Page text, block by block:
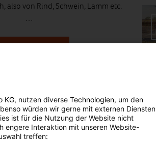
also von Rind, Schwein, Lamm etc.
…
ANSEHEN
KG, nutzen diverse Technologien, um den
würden wir gerne mit externen Diensten
ist für die Nutzung der Website nicht
engere Interaktion mit unseren Website-
treffen: